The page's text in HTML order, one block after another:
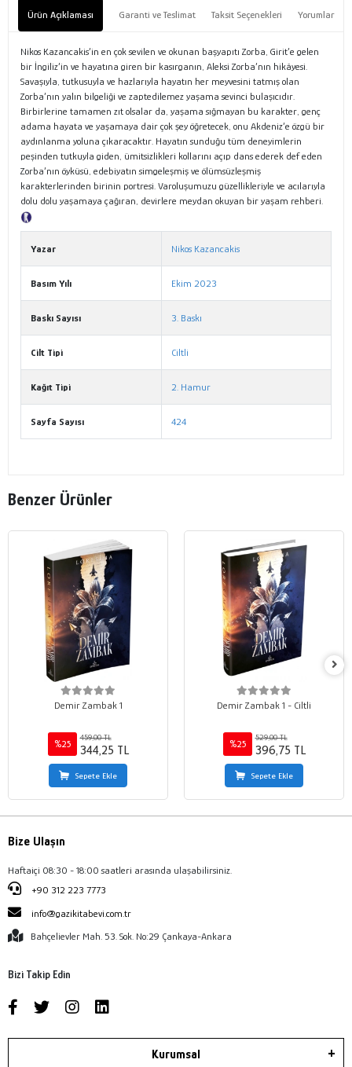
Ürün Açıklaması Garanti ve Teslimat Taksit Seçenekleri Yorumlar
Nikos Kazancakis’in en çok sevilen ve okunan başyapıtı Zorba, Girit’e gelen
bir İngiliz’in ve hayatına giren bir kasırganın, Aleksi Zorba’nın hikâyesi.
Savaşıyla, tutkusuyla ve hazlarıyla hayatın her meyvesini tatmış olan
Zorba’nın yalın bilgeliği ve zaptedilemez yaşama sevinci bulaşıcıdır.
Birbirlerine tamamen zıt olsalar da, yaşama sığmayan bu karakter, genç
adama hayata ve yaşamaya dair çok şey öğretecek, onu Akdeniz’e özgü bir
aydınlanma yoluna çıkaracaktır. Hayatın sunduğu tüm deneyimlerin
peşinden tutkuyla giden, ümitsizlikleri kollarını açıp dans ederek def eden
Zorba’nın öyküsü, edebiyatın simgeleşmiş ve ölümsüzleşmiş
karakterlerinden birinin portresi. Varoluşumuzu güzellikleriyle ve acılarıyla
dolu dolu yaşamaya çağıran, devirlere meydan okuyan bir yaşam rehberi.
Yazar Nikos Kazancakis
Basım Yılı Ekim 2023
Baskı Sayısı 3. Baskı
Cilt Tipi Ciltli
Kağıt Tipi 2. Hamur
Sayfa Sayısı 424
Benzer Ürünler
Demir Zambak 1
%25
459,00 TL
344,25 TL
Sepete Ekle
Demir Zambak 1 - Ciltli
%25
529,00 TL
396,75 TL
Sepete Ekle
Bize Ulaşın
Haftaiçi 08:30 - 18:00 saatleri arasında ulaşabilirsiniz.
+90 312 223 7773
info@gazikitabevi.com.tr
Bahçelievler Mah. 53. Sok. No:29 Çankaya-Ankara
Bizi Takip Edin
Kurumsal